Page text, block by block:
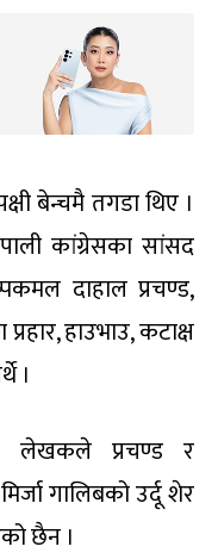
बेन्चमै तगडा थिए ।
कांग्रेसका सांसद
दाहाल प्रचण्ड,
हाउभाउ, कटाक्ष
।
लेखकले प्रचण्ड र
गालिबको उर्दू शेर
छैन ।